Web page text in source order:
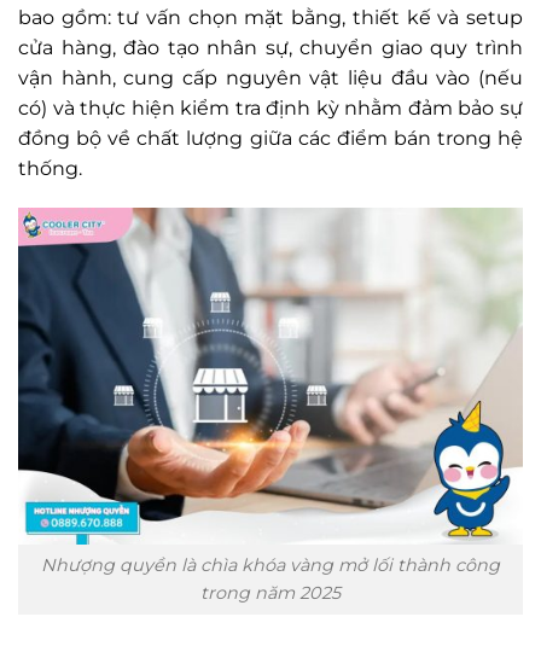
bao gồm: tư vấn chọn mặt bằng, thiết kế và setup
cửa hàng, đào tạo nhân sự, chuyển giao quy trình
vận hành, cung cấp nguyên vật liệu đầu vào (nếu
có) và thực hiện kiểm tra định kỳ nhằm đảm bảo sự
đồng bộ về chất lượng giữa các điểm bán trong hệ
thống.
Nhượng quyền là chìa khóa vàng mở lối thành công
trong năm 2025